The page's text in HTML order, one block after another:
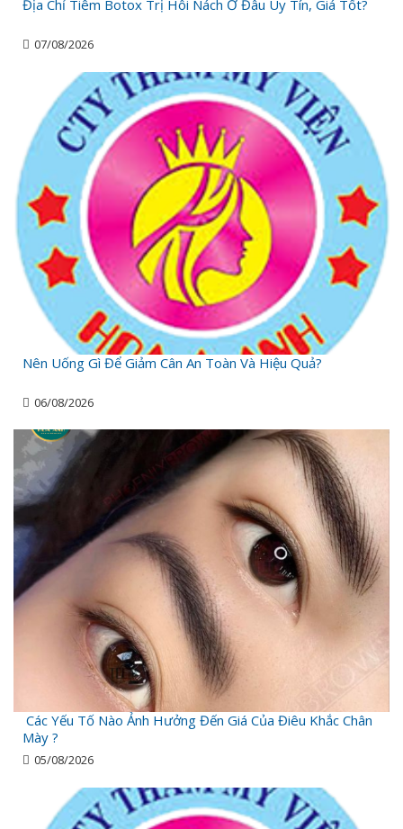
Địa Chỉ Tiêm Botox Trị Hôi Nách Ở Đâu Uy Tín, Giá Tốt?
07/08/2026
Nên Uống Gì Để Giảm Cân An Toàn Và Hiệu Quả?
06/08/2026
Các Yếu Tố Nào Ảnh Hưởng Đến Giá Của Điêu Khắc Chân
Mày ?
05/08/2026